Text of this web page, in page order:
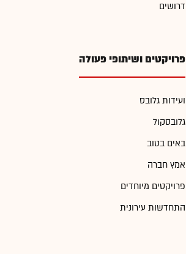
דרושים
פרויקטים ושיתופי פעולה
ועידות גלובס
גלובסקול
באים בטוב
אמץ חברה
פרויקטים מיוחדים
התחדשות עירונית